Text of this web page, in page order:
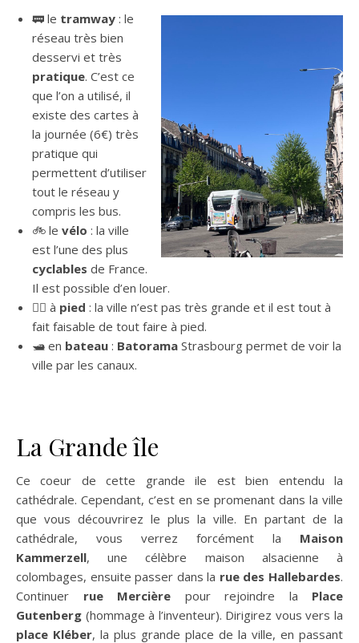
🚃 le tramway : le
réseau très bien
desservi et très
pratique. C’est ce
que l’on a utilisé, il
existe des cartes à
la journée (6€) très
pratique qui
permettent d’utiliser
tout le réseau y
compris les bus.
🚲 le vélo : la ville
est l’une des plus
cyclables de France.
Il est possible d’en louer.
🚶‍♂️ à pied : la ville n’est pas très grande et il est tout à
fait faisable de tout faire à pied.
🛥️ en bateau : Batorama Strasbourg permet de voir la
ville par les canaux.
La Grande île
Ce coeur de cette grande ile est bien entendu la
cathédrale. Cependant, c’est en se promenant dans la ville
que vous découvrirez le plus la ville. En partant de la
cathédrale, vous verrez forcément la Maison
Kammerzell, une célèbre maison alsacienne à
colombages, ensuite passer dans la rue des Hallebardes.
Continuer rue Mercière pour rejoindre la Place
Gutenberg (hommage à l’inventeur). Dirigirez vous vers la
place Kléber, la plus grande place de la ville, en passant